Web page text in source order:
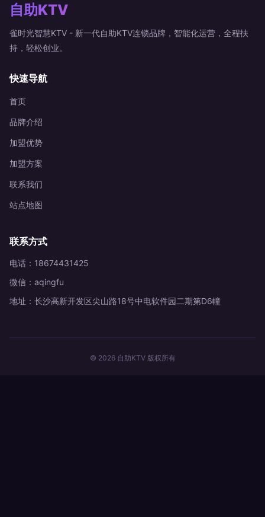
自助KTV
雀时光智慧KTV - 新一代自助KTV连锁品牌，智能化运营，全程扶
持，轻松创业。
快速导航
首页
品牌介绍
加盟优势
加盟方案
联系我们
站点地图
联系方式
电话：18674431425
微信：aqingfu
地址：长沙高新开发区尖山路18号中电软件园二期第D6幢
© 2026 自助KTV 版权所有